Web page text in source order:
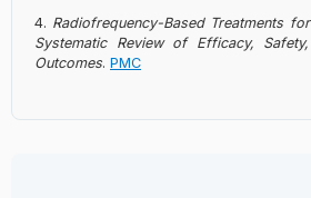
Radiofrequency-Based Treatments
Systematic Review of Efficacy,
Outcomes. PMC